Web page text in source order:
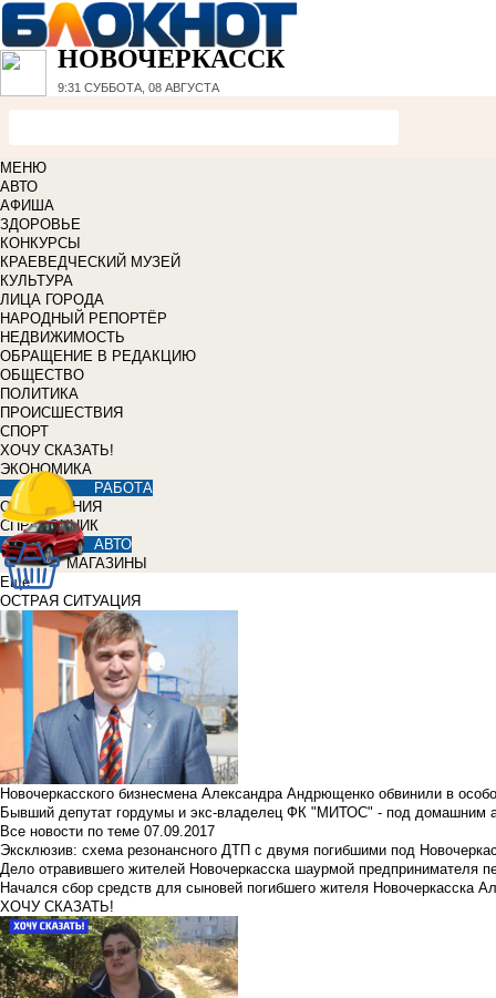
НОВОЧЕРКАССК
9:31 СУББОТА, 08 АВГУСТА
МЕНЮ
АВТО
АФИША
ЗДОРОВЬЕ
КОНКУРСЫ
КРАЕВЕДЧЕСКИЙ МУЗЕЙ
КУЛЬТУРА
ЛИЦА ГОРОДА
НАРОДНЫЙ РЕПОРТЁР
НЕДВИЖИМОСТЬ
ОБРАЩЕНИЕ В РЕДАКЦИЮ
ОБЩЕСТВО
ПОЛИТИКА
ПРОИСШЕСТВИЯ
СПОРТ
ХОЧУ СКАЗАТЬ!
ЭКОНОМИКА
РАБОТА
ОБЪЯВЛЕНИЯ
СПРАВОЧНИК
АВТО
МАГАЗИНЫ
Еще
ОСТРАЯ СИТУАЦИЯ
Новочеркасского бизнесмена Александра Андрющенко обвинили в
Бывший депутат гордумы и экс-владелец ФК "МИТОС" - под домашним
Все новости по теме 07.09.2017
Эксклюзив: схема резонансного ДТП с двумя погибшими под
Дело отравившего жителей Новочеркасска шаурмой предпринимателя
Начался сбор средств для сыновей погибшего жителя Новочеркасска
ХОЧУ СКАЗАТЬ!